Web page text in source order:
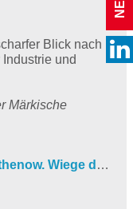
Blick nach
und
Märkische
optischen Industrie